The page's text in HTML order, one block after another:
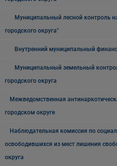
Муниципальный лесной контроль
городского округа"
Внутренний муниципальный
Муниципальный земельный
городского округа
Межведомственная
городском округе
Наблюдательная комиссия по
освободившихся из мест лишения
округа